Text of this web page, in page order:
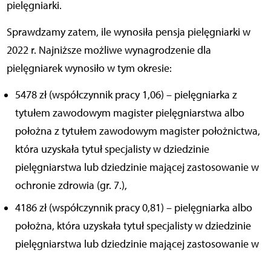
pielęgniarki.
Sprawdzamy zatem, ile wynosiła pensja pielęgniarki w
2022 r. Najniższe możliwe wynagrodzenie dla
pielęgniarek wynosiło w tym okresie:
5478 zł (współczynnik pracy 1,06) – pielęgniarka z
tytułem zawodowym magister pielęgniarstwa albo
położna z tytułem zawodowym magister położnictwa,
która uzyskała tytuł specjalisty w dziedzinie
pielęgniarstwa lub dziedzinie mającej zastosowanie w
ochronie zdrowia (gr. 7.),
4186 zł (współczynnik pracy 0,81) – pielęgniarka albo
położna, która uzyskała tytuł specjalisty w dziedzinie
pielęgniarstwa lub dziedzinie mającej zastosowanie w